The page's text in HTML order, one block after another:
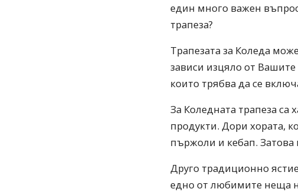
един много важен
трапеза?
Трапезата за Коледа
зависи изцяло от
които трябва да се
За Коледната трапеза са
продукти. Дори хората,
пържоли и кебап. Затова
Друго традиционно
едно от любимите неща